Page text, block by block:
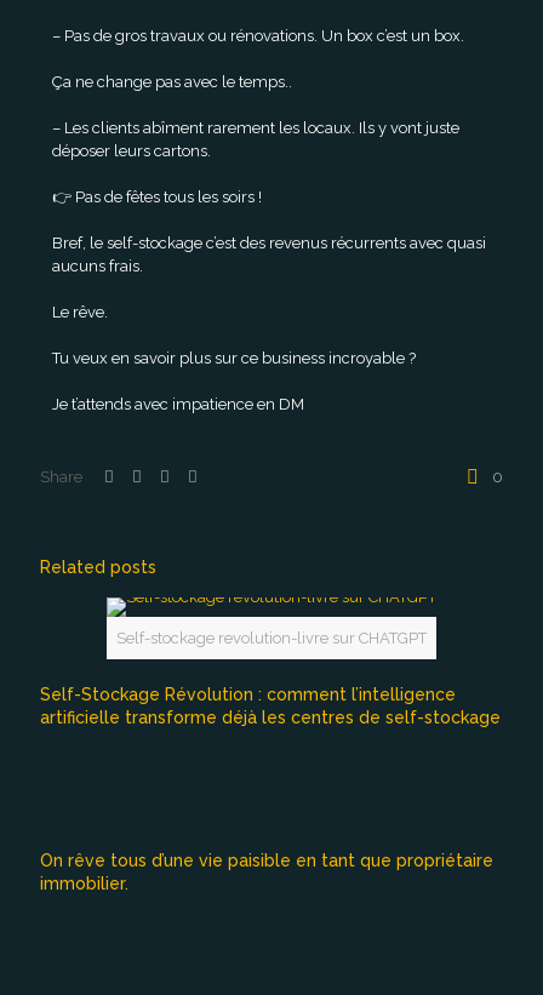
– Pas de gros travaux ou rénovations. Un box c’est un box.
Ça ne change pas avec le temps..
– Les clients abîment rarement les locaux. Ils y vont juste
déposer leurs cartons.
👉 Pas de fêtes tous les soirs !
Bref, le self-stockage c’est des revenus récurrents avec quasi
aucuns frais.
Le rêve.
Tu veux en savoir plus sur ce business incroyable ?
Je t’attends avec impatience en DM
Share 0
Related posts
Self-stockage revolution-livre sur CHATGPT
Self-Stockage Révolution : comment l’intelligence
artificielle transforme déjà les centres de self-stockage
On rêve tous d’une vie paisible en tant que propriétaire
immobilier.